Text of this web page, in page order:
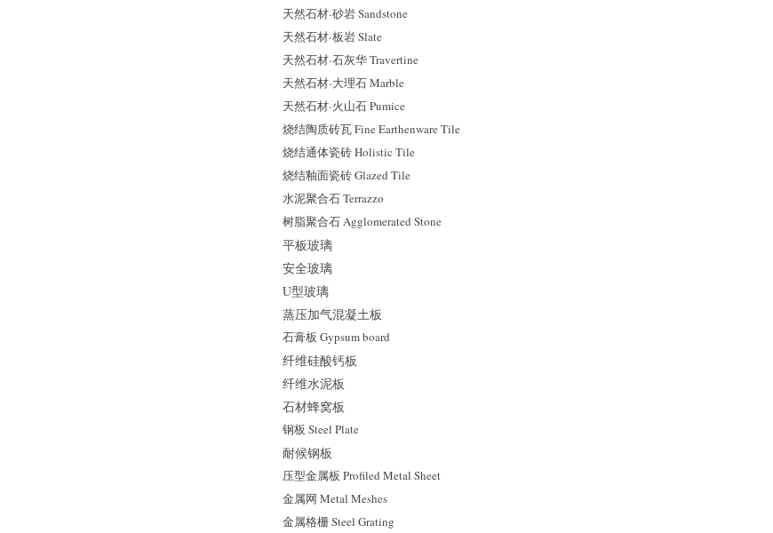
天然石材·砂岩 Sandstone
天然石材·板岩 Slate
天然石材·石灰华 Travertine
天然石材·大理石 Marble
天然石材·火山石 Pumice
烧结陶质砖瓦 Fine Earthenware Tile
烧结通体瓷砖 Holistic Tile
烧结釉面瓷砖 Glazed Tile
水泥聚合石 Terrazzo
树脂聚合石 Agglomerated Stone
平板玻璃
安全玻璃
U型玻璃
蒸压加气混凝土板
石膏板 Gypsum board
纤维硅酸钙板
纤维水泥板
石材蜂窝板
钢板 Steel Plate
耐候钢板
压型金属板 Profiled Metal Sheet
金属网 Metal Meshes
金属格栅 Steel Grating